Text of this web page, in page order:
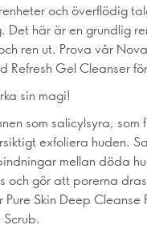
och överflödig
Det här är en grundlig
ren ut. Prova vår
Refresh Gel Cleanser
sin magi!
som salicylsyra,
exfoliera huden.
mellan döda
och gör att porerna
Skin Deep Cleanse
Scrub.